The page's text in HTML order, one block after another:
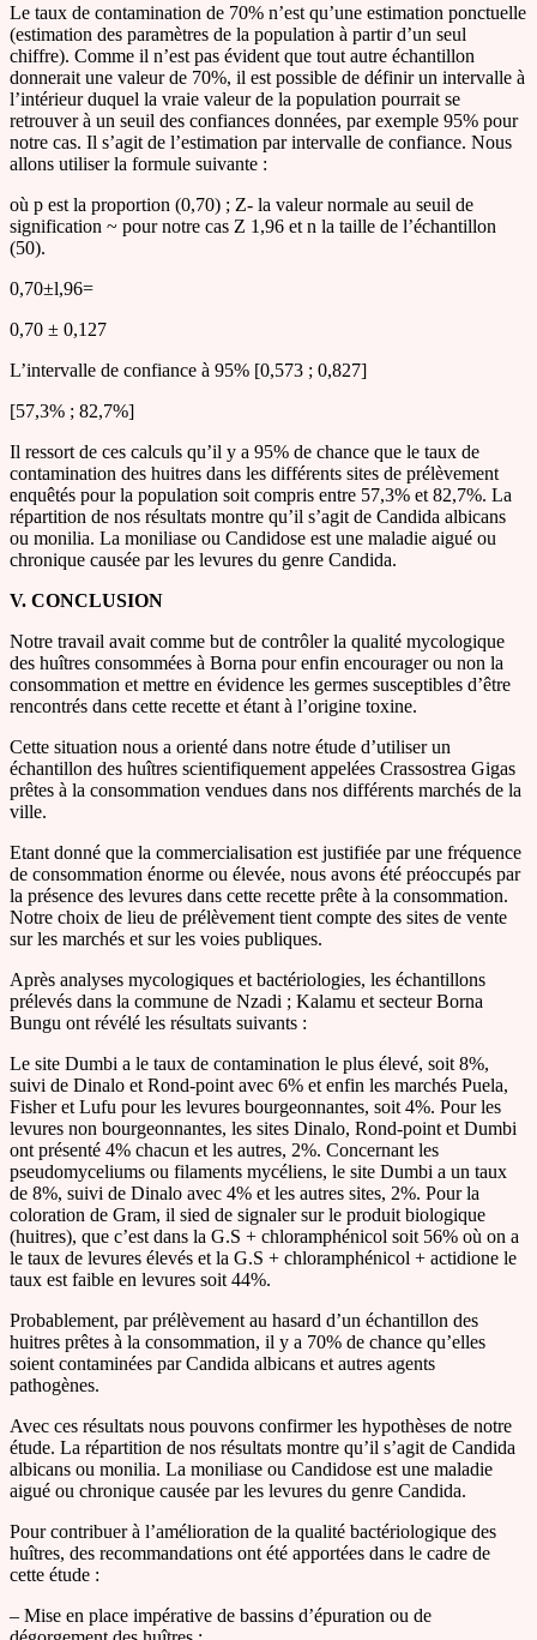
Le taux de contamination de 70% n’est qu’une estimation ponctuelle
(estimation des paramètres de la population à partir d’un seul
chiffre). Comme il n’est pas évident que tout autre échantillon
donnerait une valeur de 70%, il est possible de définir un intervalle à
l’intérieur duquel la vraie valeur de la population pourrait se
retrouver à un seuil des confiances données, par exemple 95% pour
notre cas. Il s’agit de l’estimation par intervalle de confiance. Nous
allons utiliser la formule suivante :
où p est la proportion (0,70) ; Z- la valeur normale au seuil de
signification ~ pour notre cas Z 1,96 et n la taille de l’échantillon
(50).
0,70±l,96=
0,70 ± 0,127
L’intervalle de confiance à 95% [0,573 ; 0,827]
[57,3% ; 82,7%]
Il ressort de ces calculs qu’il y a 95% de chance que le taux de
contamination des huitres dans les différents sites de prélèvement
enquêtés pour la population soit compris entre 57,3% et 82,7%. La
répartition de nos résultats montre qu’il s’agit de Candida albicans
ou monilia. La moniliase ou Candidose est une maladie aigué ou
chronique causée par les levures du genre Candida.
V. CONCLUSION
Notre travail avait comme but de contrôler la qualité mycologique
des huîtres consommées à Borna pour enfin encourager ou non la
consommation et mettre en évidence les germes susceptibles d’être
rencontrés dans cette recette et étant à l’origine toxine.
Cette situation nous a orienté dans notre étude d’utiliser un
échantillon des huîtres scientifiquement appelées Crassostrea Gigas
prêtes à la consommation vendues dans nos différents marchés de la
ville.
Etant donné que la commercialisation est justifiée par une fréquence
de consommation énorme ou élevée, nous avons été préoccupés par
la présence des levures dans cette recette prête à la consommation.
Notre choix de lieu de prélèvement tient compte des sites de vente
sur les marchés et sur les voies publiques.
Après analyses mycologiques et bactériologies, les échantillons
prélevés dans la commune de Nzadi ; Kalamu et secteur Borna
Bungu ont révélé les résultats suivants :
Le site Dumbi a le taux de contamination le plus élevé, soit 8%,
suivi de Dinalo et Rond-point avec 6% et enfin les marchés Puela,
Fisher et Lufu pour les levures bourgeonnantes, soit 4%. Pour les
levures non bourgeonnantes, les sites Dinalo, Rond-point et Dumbi
ont présenté 4% chacun et les autres, 2%. Concernant les
pseudomyceliums ou filaments mycéliens, le site Dumbi a un taux
de 8%, suivi de Dinalo avec 4% et les autres sites, 2%. Pour la
coloration de Gram, il sied de signaler sur le produit biologique
(huitres), que c’est dans la G.S + chloramphénicol soit 56% où on a
le taux de levures élevés et la G.S + chloramphénicol + actidione le
taux est faible en levures soit 44%.
Probablement, par prélèvement au hasard d’un échantillon des
huitres prêtes à la consommation, il y a 70% de chance qu’elles
soient contaminées par Candida albicans et autres agents
pathogènes.
Avec ces résultats nous pouvons confirmer les hypothèses de notre
étude. La répartition de nos résultats montre qu’il s’agit de Candida
albicans ou monilia. La moniliase ou Candidose est une maladie
aigué ou chronique causée par les levures du genre Candida.
Pour contribuer à l’amélioration de la qualité bactériologique des
huîtres, des recommandations ont été apportées dans le cadre de
cette étude :
– Mise en place impérative de bassins d’épuration ou de